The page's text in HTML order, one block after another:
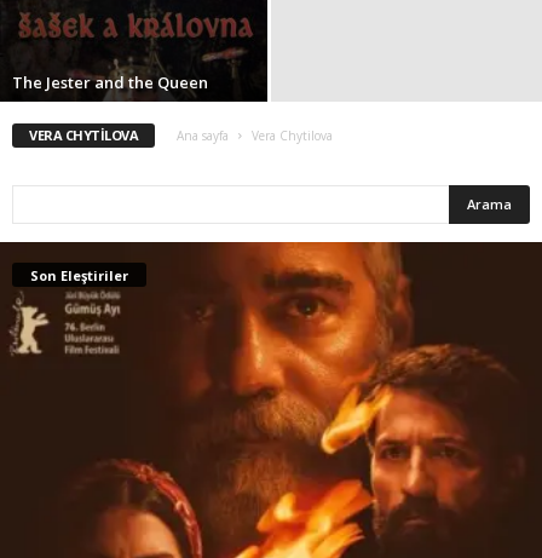
The Jester and the Queen
VERA CHYTILOVA Ana sayfa Vera Chytilova
Son Eleştiriler